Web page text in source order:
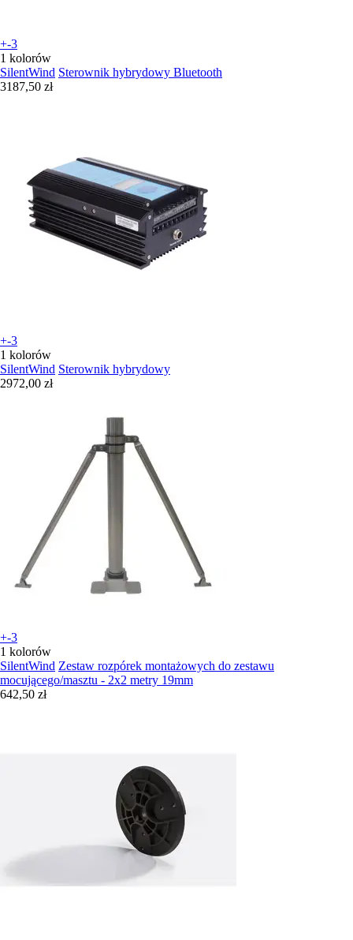
+-3
1 kolorów
SilentWind Sterownik hybrydowy Bluetooth
3187,50 zł
+-3
1 kolorów
SilentWind Sterownik hybrydowy
2972,00 zł
+-3
1 kolorów
SilentWind Zestaw rozpórek montażowych do zestawu
mocującego/masztu - 2x2 metry 19mm
642,50 zł